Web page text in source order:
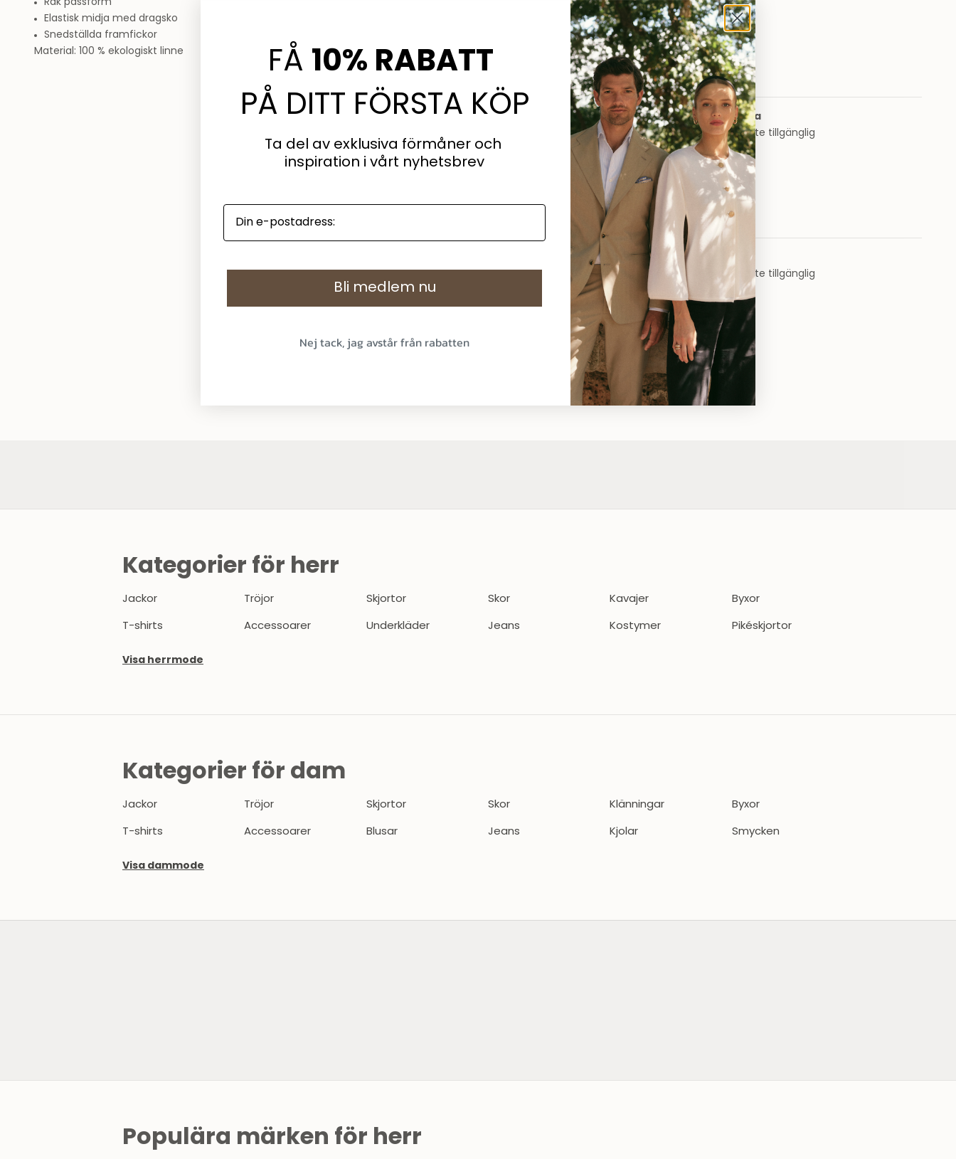
Forumvägen 14
Thernlunds Nacka Forum
131 53 Nacka
Sverige
+4684429040
Thernlunds Mall of Scandinavia
Upphämtning för närvarande inte tillgänglig
Stjärntorget 2
Thernlunds, Mall of Scandinavia
169 79 Solna
Sverige
+4684429040
Thernlunds Täby
Upphämtning för närvarande inte tillgänglig
Stora Marknadsvägen 15
Thernlunds Täby centrum
183 70 Täby
Sverige
+4684429040
Artikelnummer: 1070003
Rak passform
Elastisk midja med dragsko
Snedställda framfickor
Material: 100 % ekologiskt linne
Kategorier för herr
Jackor Tröjor Skjortor Skor Kavajer Byxor
T-shirts Accessoarer Underkläder Jeans Kostymer Pikéskjortor
Visa herrmode
Kategorier för dam
Jackor Tröjor Skjortor Skor Klänningar Byxor
T-shirts Accessoarer Blusar Jeans Kjolar Smycken
Visa dammode
Populära märken för herr
FÅ 10% RABATT
PÅ DITT FÖRSTA KÖP
Ta del av exklusiva förmåner och
inspiration i vårt nyhetsbrev
E-mail:
Bli medlem nu
Nej tack, jag avstår från rabatten